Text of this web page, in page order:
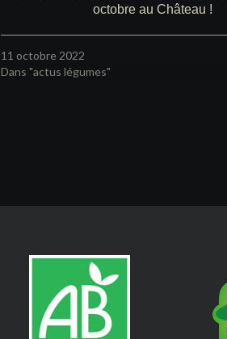
octobre au Château !
11 octobre 2022
Dans "actus légumes"